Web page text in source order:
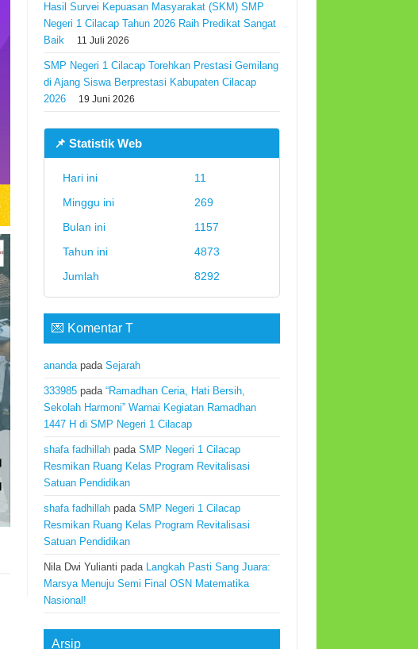
Hasil Survei Kepuasan Masyarakat (SKM) SMP
Negeri 1 Cilacap Tahun 2026 Raih Predikat Sangat
Baik
11 Juli 2026
SMP Negeri 1 Cilacap Torehkan Prestasi Gemilang
di Ajang Siswa Berprestasi Kabupaten Cilacap
2026
19 Juni 2026
📌 Statistik Web
Hari ini
11
Minggu ini
269
Bulan ini
1157
Tahun ini
4873
Jumlah
8292
💌 Komentar T
anandapadaSejarah
333985 pada“Ramadhan Ceria, Hati Bersih,
Sekolah Harmoni” Warnai Kegiatan Ramadhan
1447 H di SMP Negeri 1 Cilacap
shafa fadhillah padaSMP Negeri 1 Cilacap
Resmikan Ruang Kelas Program Revitalisasi
Satuan Pendidikan
shafa fadhillah padaSMP Negeri 1 Cilacap
Resmikan Ruang Kelas Program Revitalisasi
Satuan Pendidikan
Nila Dwi Yulianti pada Langkah Pasti Sang Juara:
Marsya Menuju Semi Final OSN Matematika
Nasional!
Arsip